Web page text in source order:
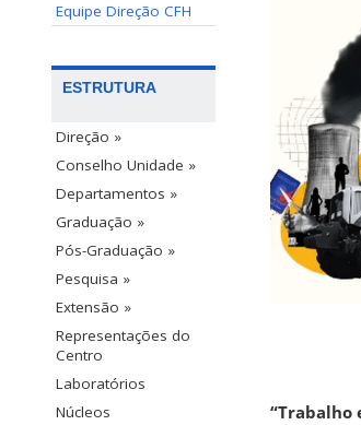
Equipe Direção CFH
ESTRUTURA
Direção »
Conselho Unidade »
Departamentos »
Graduação »
Pós-Graduação »
Pesquisa »
Extensão »
Representações do
Centro
Laboratórios
Núcleos
“Trabalho